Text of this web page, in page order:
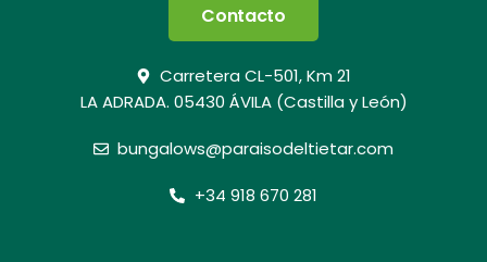
Contacto
Carretera CL-501, Km 21
LA ADRADA. 05430 ÁVILA (Castilla y León)
bungalows@paraisodeltietar.com
+34 918 670 281